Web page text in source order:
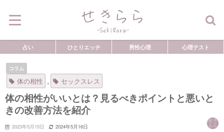
占い ひとりエッチ 男性心理 心理テスト
コラム
体の相性 , セックスレス
体の相性がいいとは？見るべきポイントと悪いと
きの改善方法を紹介
2023年5月15日 2024年5月16日